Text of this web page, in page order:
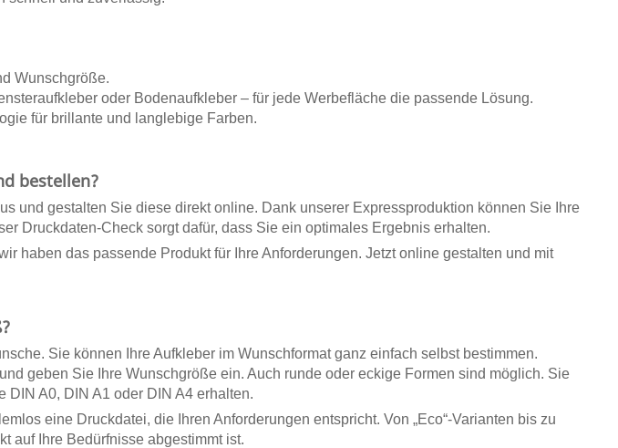
Wunschgröße.
oder Bodenaufkleber – für jede Werbefläche die passende Lösung.
für brillante und langlebige Farben.
bestellen?
und gestalten Sie diese direkt online. Dank unserer Expressproduktion können Sie Ihre
Druckdaten-Check sorgt dafür, dass Sie ein optimales Ergebnis erhalten.
haben das passende Produkt für Ihre Anforderungen. Jetzt online gestalten und mit
Sie können Ihre Aufkleber im Wunschformat ganz einfach selbst bestimmen.
geben Sie Ihre Wunschgröße ein. Auch runde oder eckige Formen sind möglich. Sie
A0, DIN A1 oder DIN A4 erhalten.
eine Druckdatei, die Ihren Anforderungen entspricht. Von „Eco“-Varianten bis zu
auf Ihre Bedürfnisse abgestimmt ist.